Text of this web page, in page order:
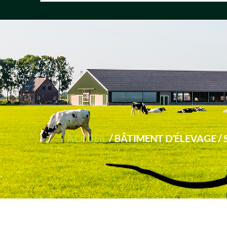
ACCUEIL/BÂTIMENT D’ÉLEVAGE/